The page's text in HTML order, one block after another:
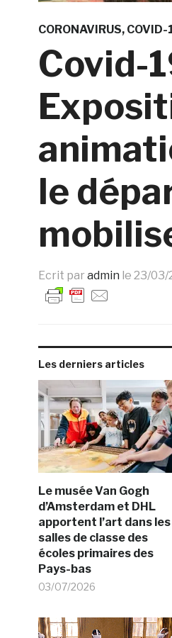
CORONAVIRUS COVID-
Covid-
le
Ecrit par admin le 23/03/
Les derniers articles
Le musée Van Gogh
d’Amsterdam et DHL
apportent l’art dans les
salles de classe des
écoles primaires des
Pays-bas
03/07/2026